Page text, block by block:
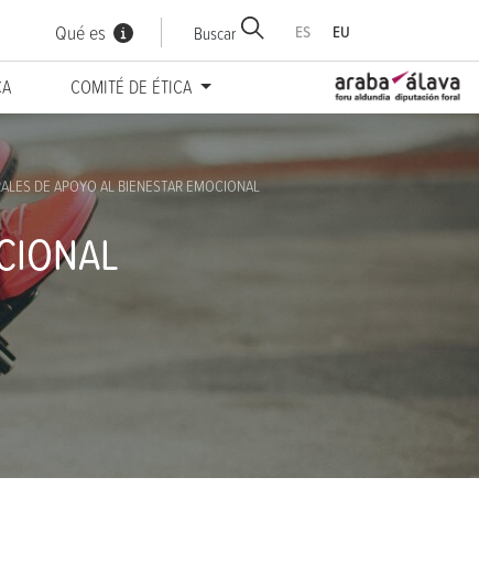
Qué es Buscar ES EU
COMITÉ DE ÉTICA
DE APOYO AL BIENESTAR EMOCIONAL